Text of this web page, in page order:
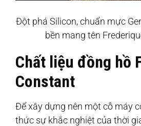
Đột phá Silicon, chuẩn mực
bền mang tên
Chất liệu đồng hồ
Constant
Để xây dựng nên một cỗ máy
thức sự khắc nghiệt của thời